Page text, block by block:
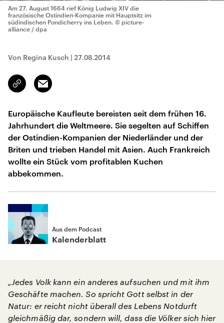
Am 27. August 1664 rief König Ludwig XIV die
französische Ostindien-Kompanie mit Hauptsitz im
südindischen Pondicherry ins Leben. © picture-
alliance / dpa
Von Regina Kusch | 27.08.2014
Link
kopieren/teilen
Email
Europäische Kaufleute bereisten seit dem frühen 16.
Jahrhundert die Weltmeere. Sie segelten auf Schiffen
der Ostindien-Kompanien der Niederländer und der
Briten und trieben Handel mit Asien. Auch Frankreich
wollte ein Stück vom profitablen Kuchen
abbekommen.
Aus dem Podcast
Kalenderblatt
„Jedes Volk kann ein anderes aufsuchen und mit ihm
Geschäfte machen. So spricht Gott selbst in der
Natur: er reicht nicht überall des Lebens Notdurft
gleichmäßig dar, sondern will, dass die Völker sich hier